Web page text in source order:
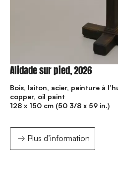
Alidade sur pied, 2026
Bois, laiton, acier, peinture à
copper, oil paint
128 x 150 cm (50 3/8 x 59 in.)
Plus d’information